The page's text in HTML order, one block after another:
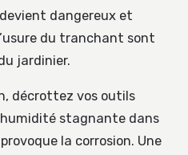
dangereux et
du tranchant sont
jardinier.
décrottez vos outils
stagnante dans
la corrosion. Une